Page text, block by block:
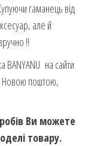
гаманець від
але й
!!
BANYANU на сайти
Новою поштою,
Ви можете
товару.